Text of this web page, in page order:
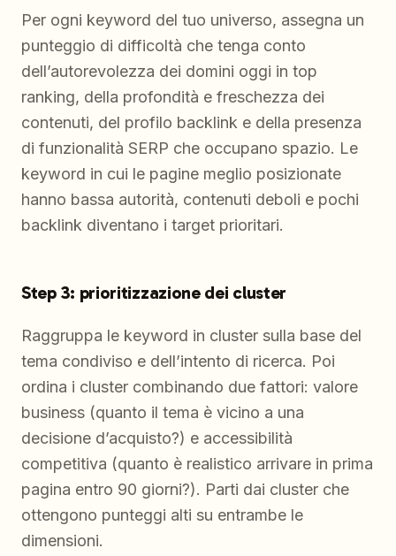
Per ogni keyword del tuo universo, assegna un
punteggio di difficoltà che tenga conto
dell’autorevolezza dei domini oggi in top
ranking, della profondità e freschezza dei
contenuti, del profilo backlink e della presenza
di funzionalità SERP che occupano spazio. Le
keyword in cui le pagine meglio posizionate
hanno bassa autorità, contenuti deboli e pochi
backlink diventano i target prioritari.
Step 3: prioritizzazione dei cluster
Raggruppa le keyword in cluster sulla base del
tema condiviso e dell’intento di ricerca. Poi
ordina i cluster combinando due fattori: valore
business (quanto il tema è vicino a una
decisione d’acquisto?) e accessibilità
competitiva (quanto è realistico arrivare in prima
pagina entro 90 giorni?). Parti dai cluster che
ottengono punteggi alti su entrambe le
dimensioni.